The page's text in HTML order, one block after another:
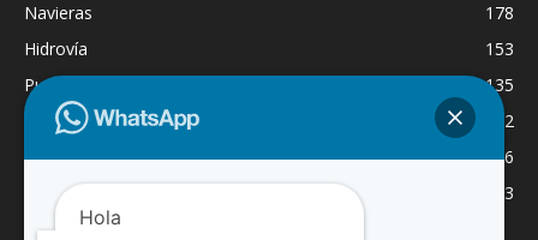
Navieras
178
Hidrovía
153
Puertos
135
Economía
132
Nacionales
126
Dragado
123
Hola